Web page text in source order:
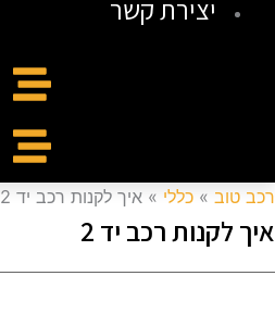
יצירת קשר
טוב» כללי» איך לקנות רכב יד 2
לקנות רכב יד 2